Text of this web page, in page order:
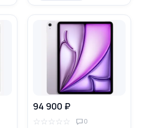
94 900 ₽
☆☆☆☆☆ 0